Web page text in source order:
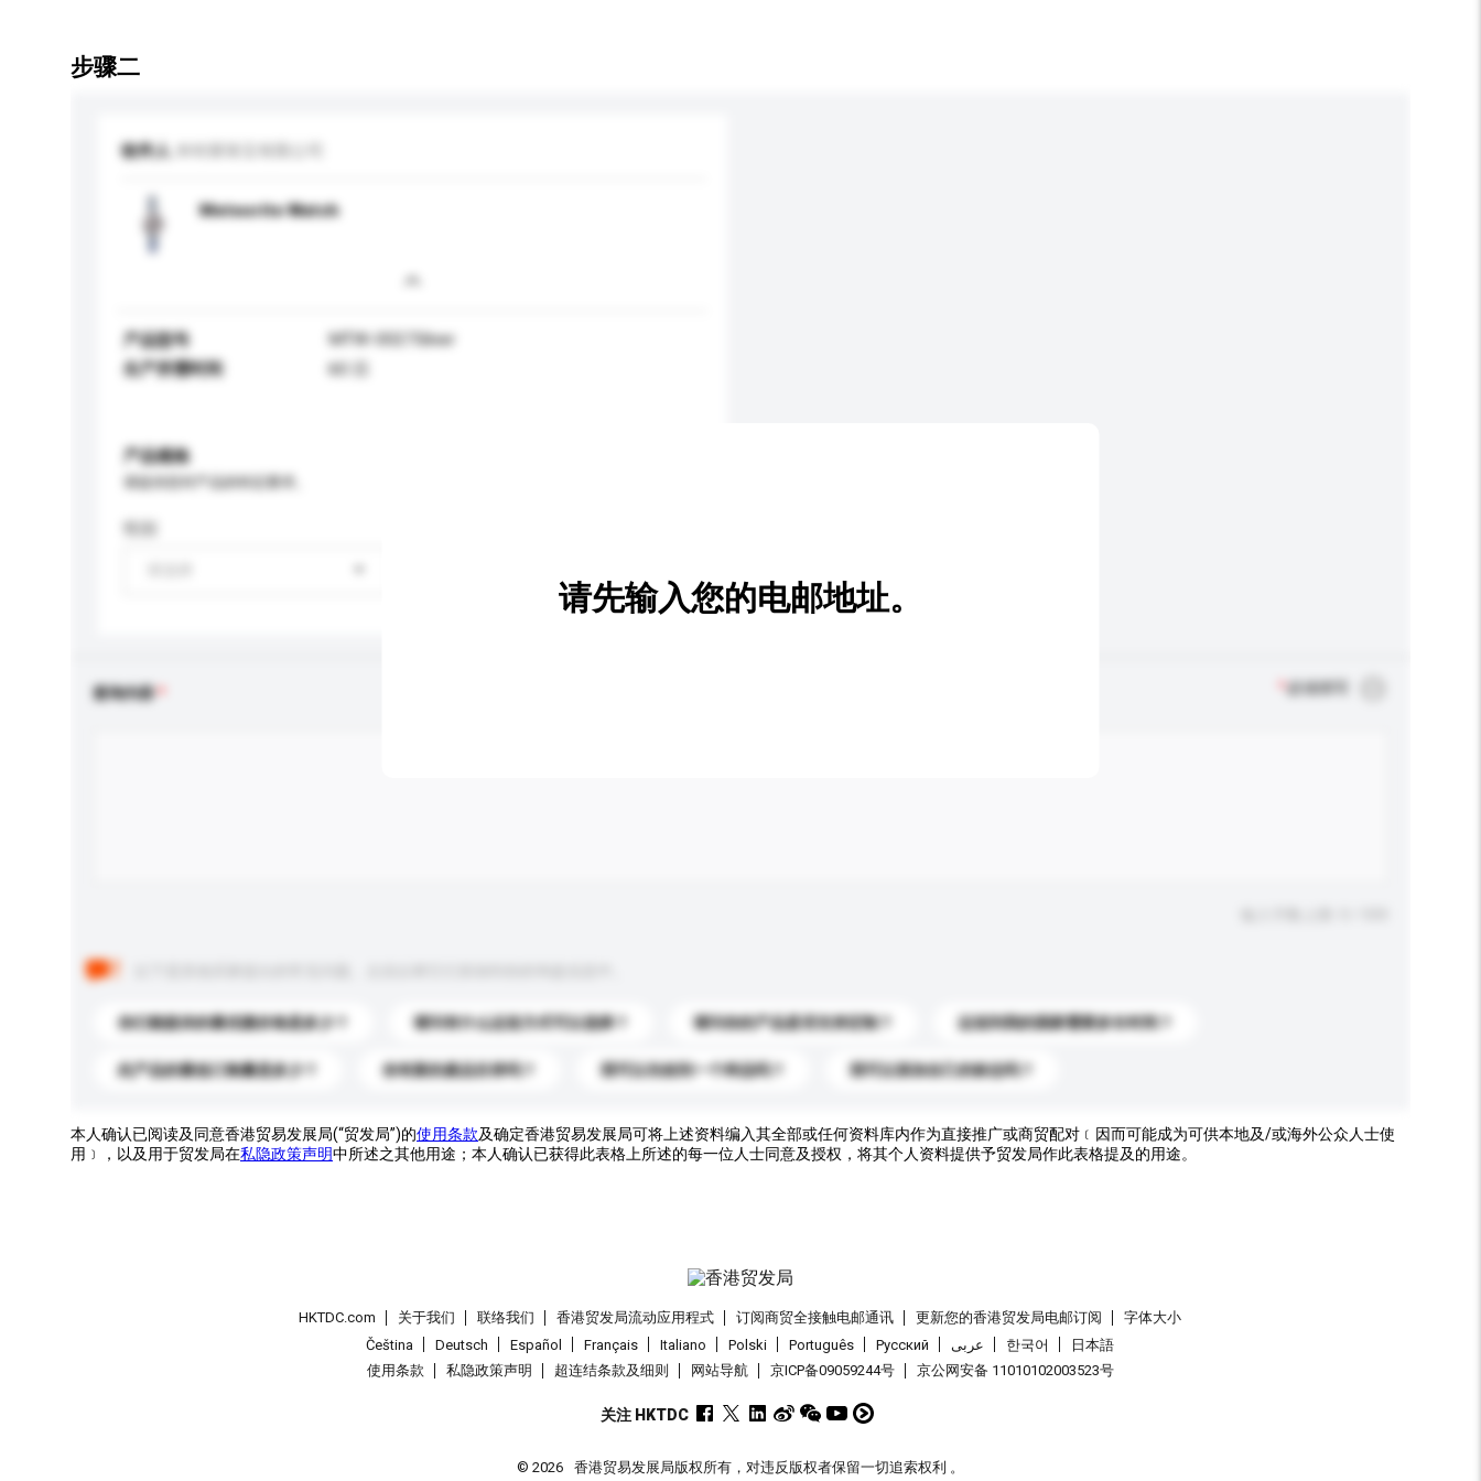
步骤二
收件人
Meteorite Watch
产品型号
MTW-0027Silver
生产所需时间
60 日
产品规格
查询内容 必须填写
你们能提供的最优惠价格是多少？ 请问有什么运送方式可以选择？ 请问你的产品是否支持定制？ 运送到我的国家需要多长时间？
此产品的最低订购量是多少？ 你有新的產品目录吗？ 我可以先收到一个样品吗？ 我可以添加自己的标志吗？
请先输入您的电邮地址。
本人确认已阅读及同意香港贸易发展局(“贸发局”)的使用条款及确定香港贸易发展局可将上述资料编入其全部或任何资料库内作为直接推广或商贸配对﹝因而可能成为可供本地及/或海外公众人士使
用﹞，以及用于贸发局在私隐政策声明中所述之其他用途；本人确认已获得此表格上所述的每一位人士同意及授权，将其个人资料提供予贸发局作此表格提及的用途。
HKTDC.com 关于我们 联络我们 香港贸发局流动应用程式 订阅商贸全接触电邮通讯 更新您的香港贸发局电邮订阅
字体大小
Čeština
Deutsch Español Français Italiano Polski Português Pусский عربى 한국어
日本語
使用条款
私隐政策声明 超连结条款及细则 网站导航 京ICP备09059244号 京公网安备 11010102003523号
关注 HKTDC
© 2026 香港贸易发展局版权所有，对违反版权者保留一切追索权利 。